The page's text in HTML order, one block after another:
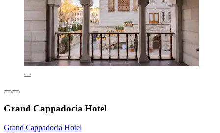
Grand Cappadocia Hotel
Grand Cappadocia Hotel